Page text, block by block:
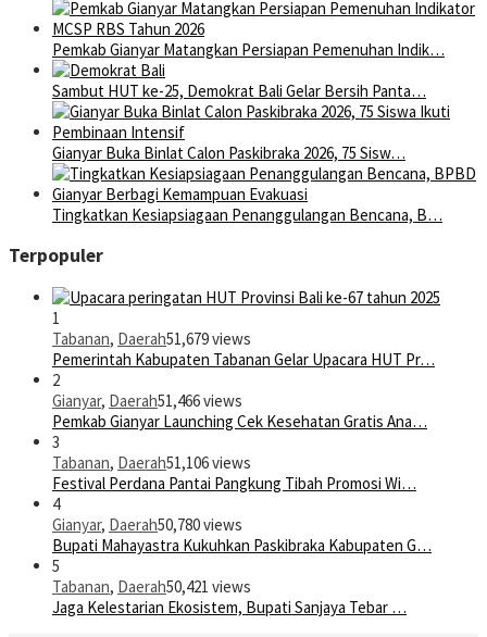
Pemkab Gianyar Matangkan Persiapan Pemenuhan Indik…
Sambut HUT ke-25, Demokrat Bali Gelar Bersih Panta…
Gianyar Buka Binlat Calon Paskibraka 2026, 75 Sisw…
Tingkatkan Kesiapsiagaan Penanggulangan Bencana, B…
Terpopuler
1
Tabanan, Daerah51,679 views
Pemerintah Kabupaten Tabanan Gelar Upacara HUT Pr…
2
Gianyar, Daerah51,466 views
Pemkab Gianyar Launching Cek Kesehatan Gratis Ana…
3
Tabanan, Daerah51,106 views
Festival Perdana Pantai Pangkung Tibah Promosi Wi…
4
Gianyar, Daerah50,780 views
Bupati Mahayastra Kukuhkan Paskibraka Kabupaten G…
5
Tabanan, Daerah50,421 views
Jaga Kelestarian Ekosistem, Bupati Sanjaya Tebar …